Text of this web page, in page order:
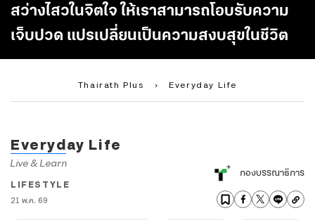
สว่างไสวในจิตใจ ให้เราสามารถโอบรับความ
เจ็บปวด แปรเปลี่ยนเป็นความสงบสุขในชีวิต
Thairath Plus › Everyday Life
Everyday Life
Live & Learn
LIFESTYLE
21 พ.ค. 69
กองบรรณาธิการ